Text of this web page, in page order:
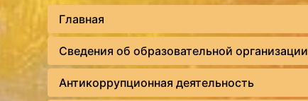
Главная
Сведения об образовательной организации
Антикоррупционная деятельность